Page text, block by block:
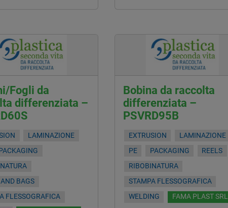
Fogli da
differenziata –
LAMINAZIONE
BAGS
FLESSOGRAFICA
Bobina da raccolta
differenziata –
PSVRD95B
EXTRUSION
LAMINAZIONE
PE
PACKAGING
REELS
RIBOBINATURA
STAMPA FLESSOGRAFICA
WELDING
FAMA PLAST SRL